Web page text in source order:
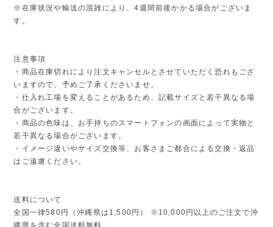
※在庫状況や輸送の混雑により、4週間前後かかる場合がございま
す。
注意事項
・商品在庫切れにより注文キャンセルとさせていただく恐れもござ
いますので、予めご了承くださいませ。
・仕入れ工場を変えることがあるため、記載サイズと若干異なる場
合がございます。
・商品の色味は、お手持ちのスマートフォンの画面によって実物と
若干異なる場合がございます。
・イメージ違いやサイズ交換等、お客さまご都合による交換・返品
はご遠慮ください。
送料について
全国一律580円（沖縄県は1,500円） ※10,000円以上のご注文で沖
縄県を含む全国送料無料。